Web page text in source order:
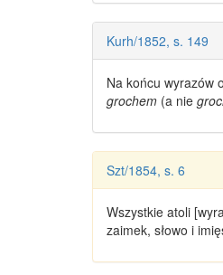
Kurh/1852, s. 149
Na końcu wyrazów
grochem (a nie
Szt/1854, s. 6
Wszystkie atoli [
zaimek, słowo i